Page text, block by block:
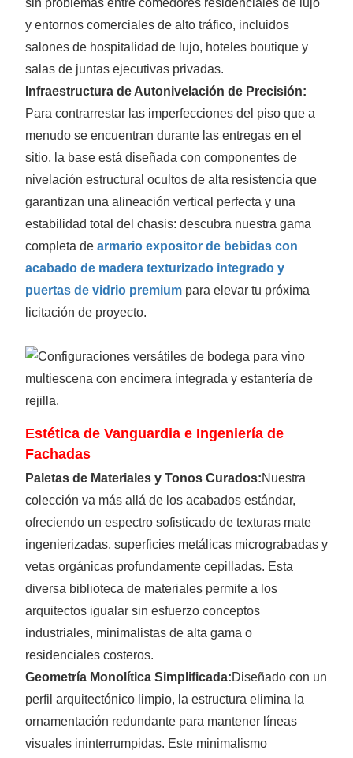
sin problemas entre comedores residenciales de lujo
y entornos comerciales de alto tráfico, incluidos
salones de hospitalidad de lujo, hoteles boutique y
salas de juntas ejecutivas privadas.
Infraestructura de Autonivelación de Precisión:
Para contrarrestar las imperfecciones del piso que a
menudo se encuentran durante las entregas en el
sitio, la base está diseñada con componentes de
nivelación estructural ocultos de alta resistencia que
garantizan una alineación vertical perfecta y una
estabilidad total del chasis: descubra nuestra gama
completa de armario expositor de bebidas con
acabado de madera texturizado integrado y
puertas de vidrio premium para elevar tu próxima
licitación de proyecto.
Estética de Vanguardia e Ingeniería de
Fachadas
Paletas de Materiales y Tonos Curados:Nuestra
colección va más allá de los acabados estándar,
ofreciendo un espectro sofisticado de texturas mate
ingenierizadas, superficies metálicas micrograbadas y
vetas orgánicas profundamente cepilladas. Esta
diversa biblioteca de materiales permite a los
arquitectos igualar sin esfuerzo conceptos
industriales, minimalistas de alta gama o
residenciales costeros.
Geometría Monolítica Simplificada:Diseñado con un
perfil arquitectónico limpio, la estructura elimina la
ornamentación redundante para mantener líneas
visuales ininterrumpidas. Este minimalismo